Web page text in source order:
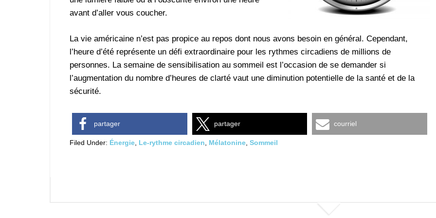
avant d’aller vous coucher.
La vie américaine n’est pas propice au repos dont nous avons besoin en général. Cependant,
l’heure d’été représente un défi extraordinaire pour les rythmes circadiens de millions de
personnes. La semaine de sensibilisation au sommeil est l’occasion de se demander si
l’augmentation du nombre d’heures de clarté vaut une diminution potentielle de la santé et de la
sécurité.
partager partager courriel
Filed Under: Énergie Le-rythme circadien Mélatonine Sommeil